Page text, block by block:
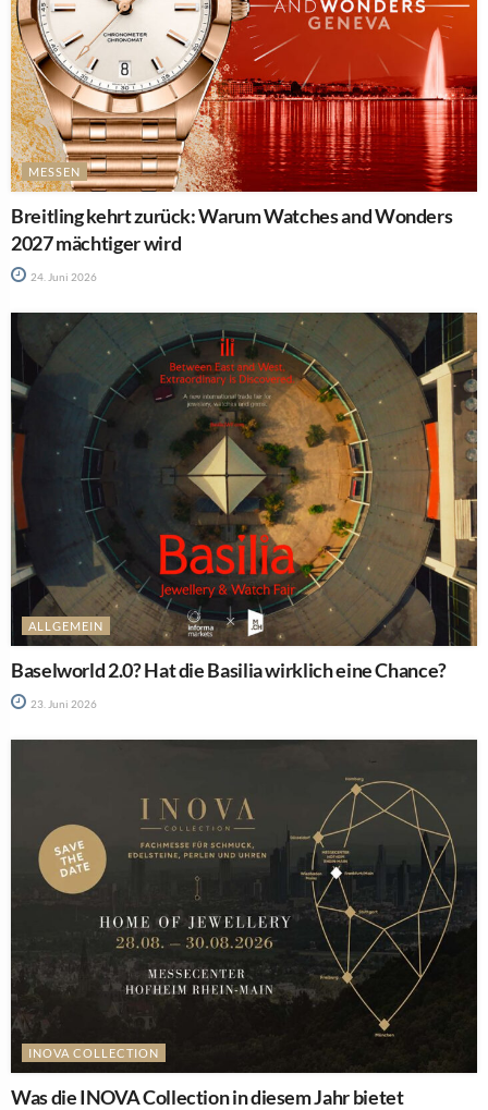
MESSEN
Breitling kehrt zurück: Warum Watches and Wonders
2027 mächtiger wird
24. Juni 2026
ALLGEMEIN
Baselworld 2.0? Hat die Basilia wirklich eine Chance?
23. Juni 2026
INOVA COLLECTION
Was die INOVA Collection in diesem Jahr bietet